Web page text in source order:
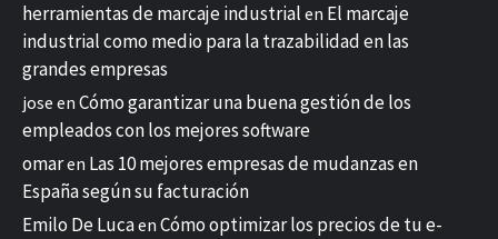
herramientas de marcaje industrial en El marcaje
industrial como medio para la trazabilidad en las
grandes empresas
jose en Cómo garantizar una buena gestión de los
empleados con los mejores software
omaren Las 10 mejores empresas de mudanzas en
España según su facturación
Emilo De Lucaen Cómo optimizar los precios de tu e-